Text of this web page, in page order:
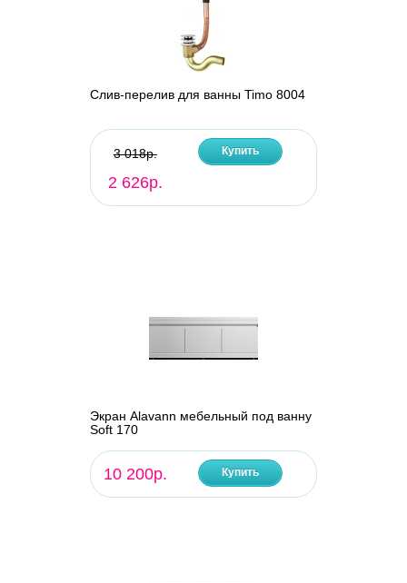
Слив-перелив для ванны Timo 8004
3 018р.
2 626р.
Купить
Экран Alavann мебельный под ванну
Soft 170
10 200р. Купить